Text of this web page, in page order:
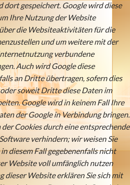
dort gespeichert. Google wird diese
Ihre Nutzung der Website
die Websiteaktivitäten für die
und um weitere mit der
verbundene
Auch wird Google diese
an Dritte übertragen, sofern dies
soweit Dritte diese Daten im
Google wird in keinem Fall Ihre
der Google in Verbindung bringen.
Cookies durch eine entsprechende
verhindern; wir weisen Sie
diesem Fall gegebenenfalls nicht
Website voll umfänglich nutzen
dieser Website erklären Sie sich mit